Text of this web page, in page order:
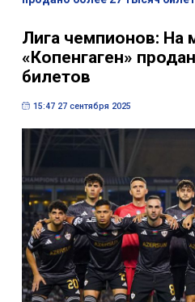
Лига чемпионов: На
«Копенгаген»
билетов
15:47 27 сентября 2025